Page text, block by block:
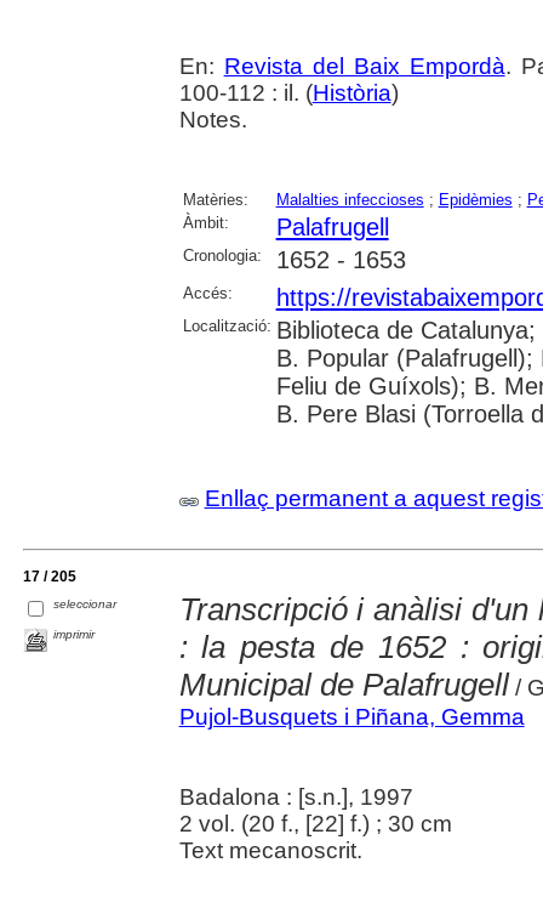
En: Revista del Baix Empordà.
100-112 : il. (Història)
Notes.
Matèries: Malalties infeccioses ; Epidèmies ;
Àmbit:
Palafrugell
Cronologia: 1652 - 1653
Accés: https://
Localització: Biblioteca de
B. Popular
Feliu de Guíxols); B.
B. Pere Blasi (Torroella
Enllaç permanent a aquest
17 / 205
seleccionar
imprimir
Transcripció i anàlisi
: la pesta de 1652 :
Municipal de Palafrugell/
Pujol-Busquets i Piñana, Gemma
Badalona : [s.n.], 1997
2 vol. (20 f., [22] f.) ; 30 cm
Text mecanoscrit.